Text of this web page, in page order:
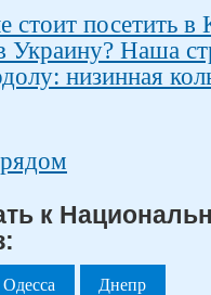
стоит посетить в
Украину? Наша
низинная
к
Одесса Днепр